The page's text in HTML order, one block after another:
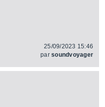
25/09/2023 15:46
parsoundvoyager